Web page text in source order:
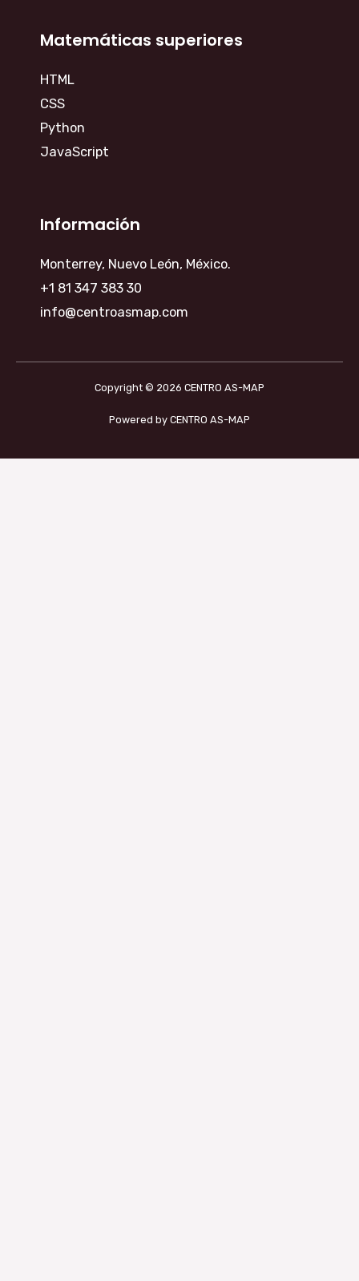
Matemáticas superiores
HTML
CSS
Python
JavaScript
Información
Monterrey, Nuevo León, México.
+1 81 347 383 30
info@centroasmap.com
Copyright © 2026 CENTRO AS-MAP
Powered by CENTRO AS-MAP